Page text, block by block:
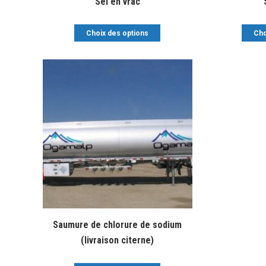
Choix des options
Saumure de chlorure de sodium
(livraison citerne)